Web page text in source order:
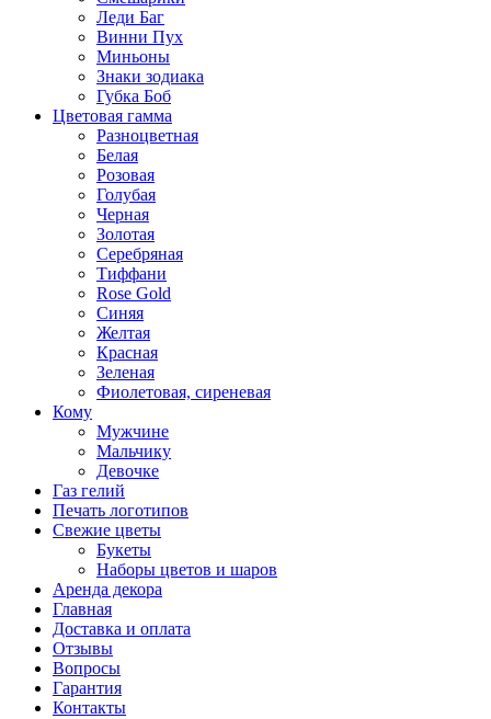
Леди Баг
Винни Пух
Миньоны
Знаки зодиака
Губка Боб
Цветовая гамма
Разноцветная
Белая
Розовая
Голубая
Черная
Золотая
Серебряная
Тиффани
Rose Gold
Синяя
Желтая
Красная
Зеленая
Фиолетовая, сиреневая
Кому
Мужчине
Мальчику
Девочке
Газ гелий
Печать логотипов
Свежие цветы
Букеты
Наборы цветов и шаров
Аренда декора
Главная
Доставка и оплата
Отзывы
Вопросы
Гарантия
Контакты